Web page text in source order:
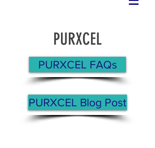
PURXCEL
PURXCEL FAQs
PURXCEL Blog Post